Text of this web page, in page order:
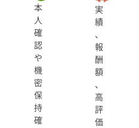
本
人
確
認
や
機
密
保
持
確
実
績
、
報
酬
額
、
高
評
価